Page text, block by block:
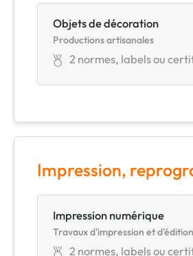
Objets de décoration
Productions artisanales
2 normes, labels ou
Impression,
Impression numérique
Travaux d'impression et d'édition
2 normes, labels ou